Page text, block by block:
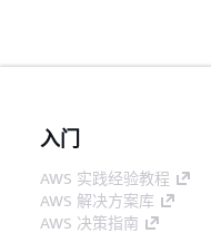
入门
AWS 实践经验教程
AWS 解决方案库
AWS 决策指南